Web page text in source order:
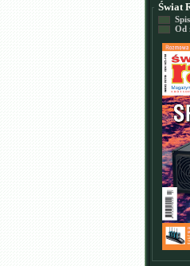
Świat
Od